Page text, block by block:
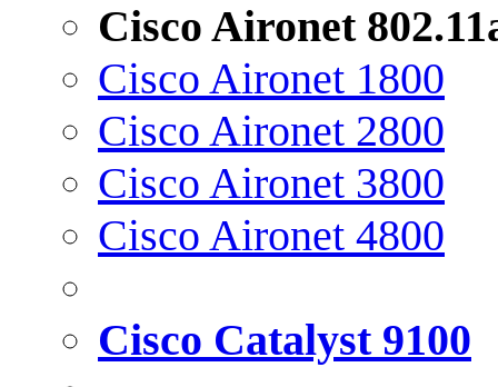
Cisco Aironet
Cisco Aironet 1800
Cisco Aironet 2800
Cisco Aironet 3800
Cisco Aironet 4800
Cisco Catalyst 9100